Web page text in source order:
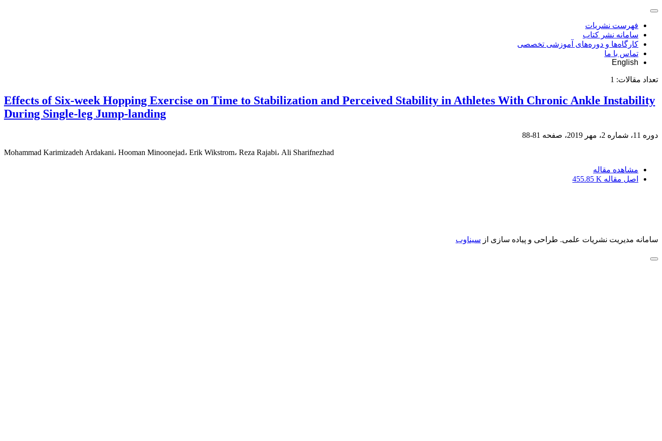
فهرست نشریات
سامانه نشر کتاب
کارگاه‌ها و دوره‌های آموزشی تخصصی
تماس با ما
English
تعداد مقالات: 1
Effects of Six-week Hopping Exercise on Time to Stabilization and Perceived Stability in Athletes With Chronic Ankle Instability
During Single-leg Jump-landing
دوره 11، شماره 2، مهر 2019، صفحه 81-88
Mohammad Karimizadeh Ardakani، Hooman Minoonejad، Erik Wikstrom، Reza Rajabi، Ali Sharifnezhad
مشاهده مقاله
اصل مقاله 455.85 K
سامانه مدیریت نشریات علمی. طراحی و پیاده سازی از سیناوب